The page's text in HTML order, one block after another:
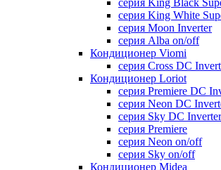
серия King Black
серия King White
серия Moon Inverter
серия Alba on/off
Кондиционер Viomi
серия Cross DC
Кондиционер Loriot
серия Premiere DC
серия Neon DC
серия Sky DC Inverter
серия Premiere
серия Neon on/off
серия Sky on/off
Кондиционер Midea